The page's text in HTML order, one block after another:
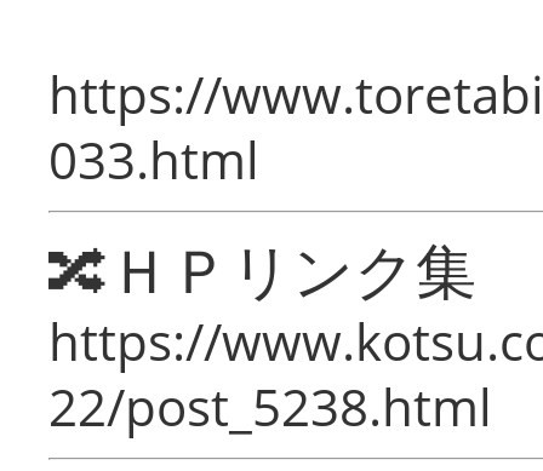
https://
033.html
🔀ＨＰリンク集
https://
22/post_5238.html